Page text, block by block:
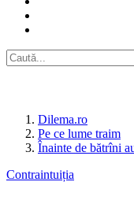
Dilema.ro
Pe ce lume traim
Înainte de bătrîni
Contraintuiția